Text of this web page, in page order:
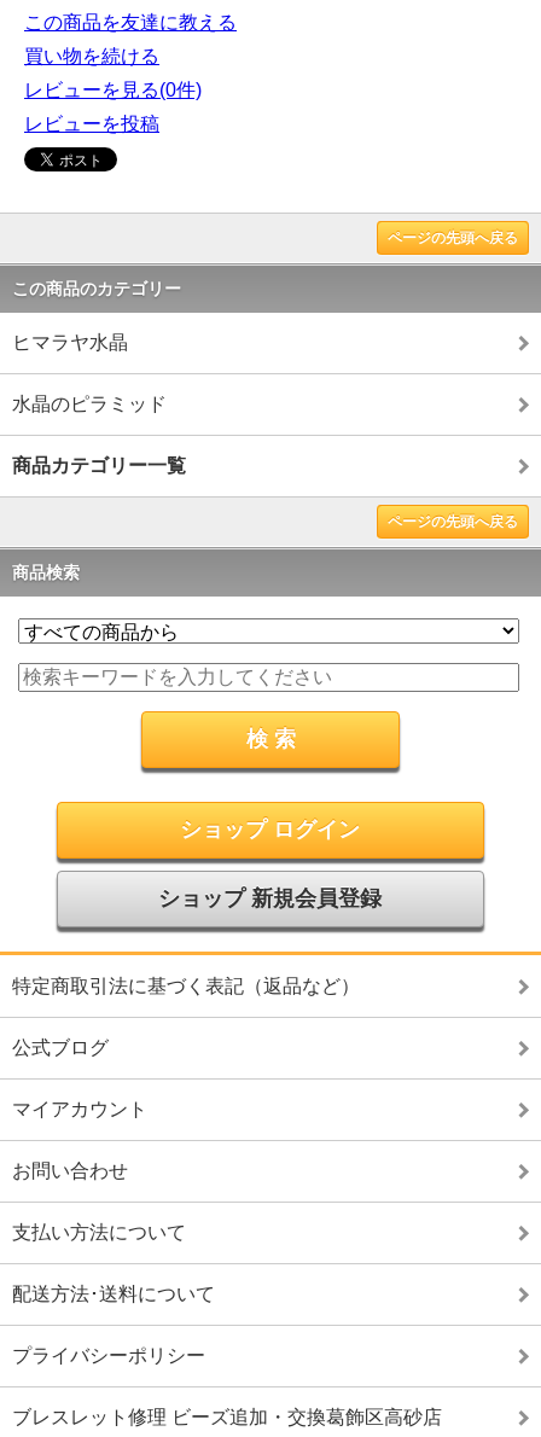
この商品を友達に教える
買い物を続ける
レビューを見る(0件)
レビューを投稿
ページの先頭へ戻る
この商品のカテゴリー
ヒマラヤ水晶
水晶のピラミッド
商品カテゴリー一覧
ページの先頭へ戻る
商品検索
ショップ ログイン
ショップ 新規会員登録
特定商取引法に基づく表記（返品など）
公式ブログ
マイアカウント
お問い合わせ
支払い方法について
配送方法･送料について
プライバシーポリシー
ブレスレット修理 ビーズ追加・交換葛飾区高砂店